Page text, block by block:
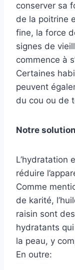
conserver sa
de la poitrine
fine, la force
signes de
commence à
Certaines
peuvent
du cou ou de
Notre
L’hydratation
réduire
Comme
de karité,
raisin sont
hydratants
la peau, y
En outre: